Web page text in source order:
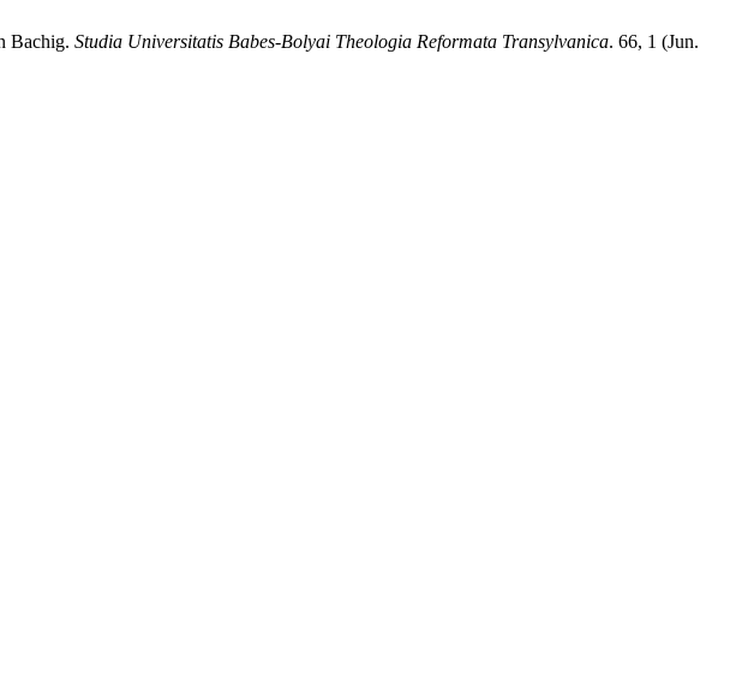
Bachig. Studia Universitatis Babes-Bolyai Theologia Reformata Transylvanica. 66, 1 (Jun.